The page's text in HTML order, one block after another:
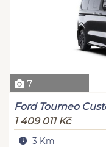
7
Ford Tourneo
1 409 011 Kč
3 Km